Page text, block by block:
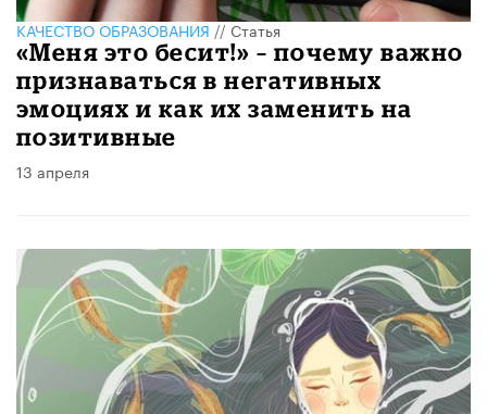
КАЧЕСТВО ОБРАЗОВАНИЯ//Статья
«Меня это бесит!» – почему важно
признаваться в негативных
эмоциях и как их заменить на
позитивные
13 апреля